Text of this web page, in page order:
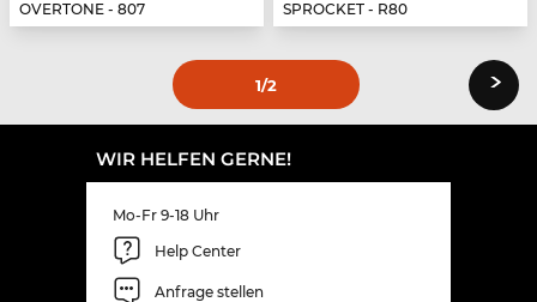
OVERTONE - 807
SPROCKET - R80
1/2 ›
WIR HELFEN GERNE!
Mo-Fr 9-18 Uhr
Help Center
Anfrage stellen